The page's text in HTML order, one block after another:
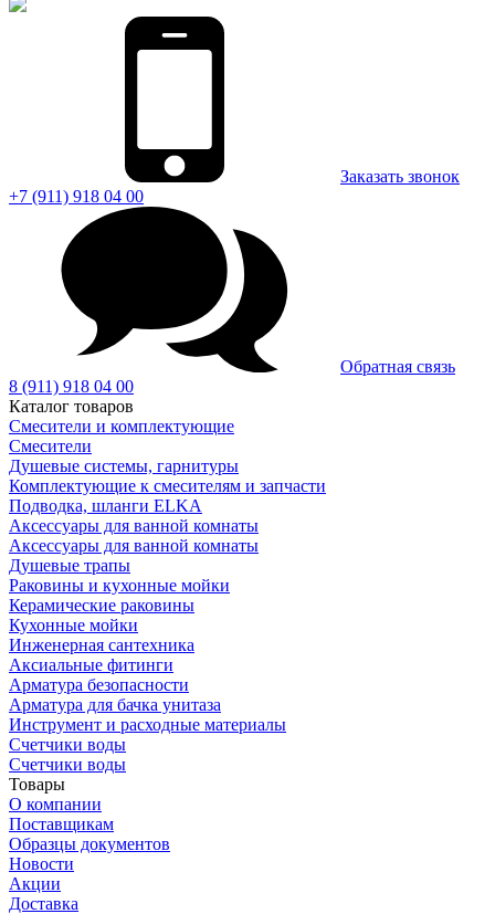
Заказать звонок
+7 (911) 918 04 00
Обратная связь
8 (911) 918 04 00
Каталог товаров
Смесители и комплектующие
Смесители
Душевые системы, гарнитуры
Комплектующие к смесителям и запчасти
Подводка, шланги ELKA
Аксессуары для ванной комнаты
Аксессуары для ванной комнаты
Душевые трапы
Раковины и кухонные мойки
Керамические раковины
Кухонные мойки
Инженерная сантехника
Аксиальные фитинги
Арматура безопасности
Арматура для бачка унитаза
Инструмент и расходные материалы
Счетчики воды
Счетчики воды
Товары
О компании
Поставщикам
Образцы документов
Новости
Акции
Доставка